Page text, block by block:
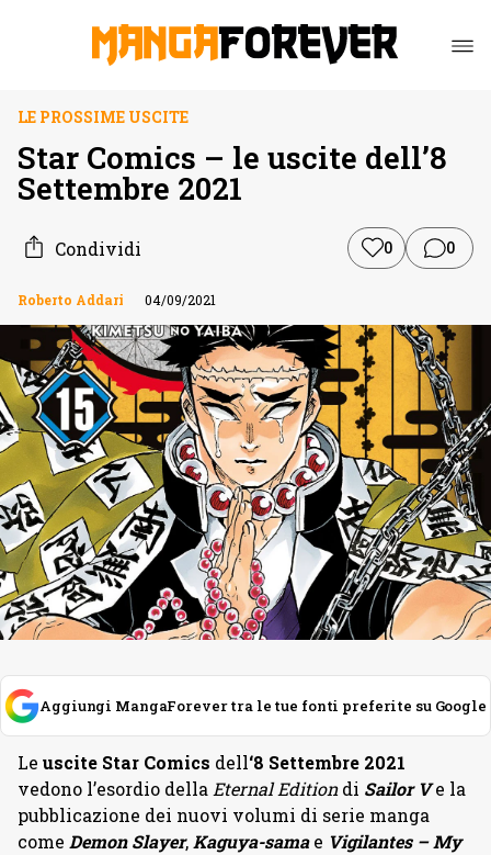
LE PROSSIME USCITE
Star Comics – le uscite dell’8
Settembre 2021
Condividi 0 0
Roberto Addari 04/09/2021
Aggiungi MangaForever tra le tue fonti preferite su Google
Le uscite Star Comics dell‘8 Settembre 2021
vedono l’esordio della Eternal Editiondi Sailor Ve la
pubblicazione dei nuovi volumi di serie manga
come Demon Slayer,Kaguya-samae Vigilantes – My